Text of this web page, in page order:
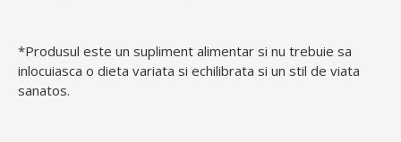
*Produsul este un supliment alimentar si nu trebuie sa
inlocuiasca o dieta variata si echilibrata si un stil de viata
sanatos.